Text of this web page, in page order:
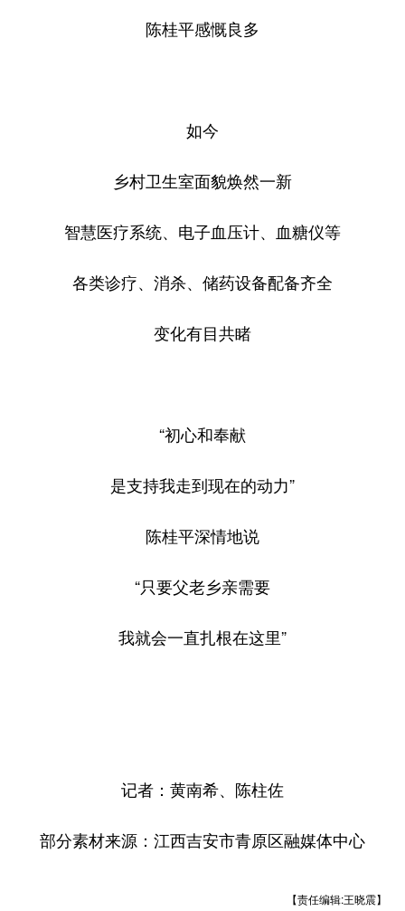
陈桂平感慨良多
如今
乡村卫生室面貌焕然一新
智慧医疗系统、电子血压计、血糖仪等
各类诊疗、消杀、储药设备配备齐全
变化有目共睹
“初心和奉献
是支持我走到现在的动力”
陈桂平深情地说
“只要父老乡亲需要
我就会一直扎根在这里”
记者：黄南希、陈柱佐
部分素材来源：江西吉安市青原区融媒体中心
【责任编辑:王晓震】